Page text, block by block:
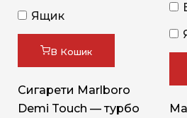
Ящик
В Кошик
Сигарети Marlboro
Demi Touch — турбо